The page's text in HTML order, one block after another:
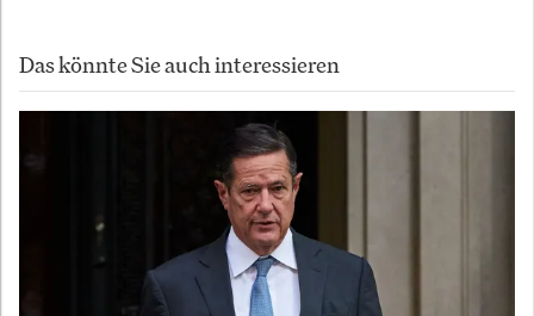
Das könnte Sie auch interessieren